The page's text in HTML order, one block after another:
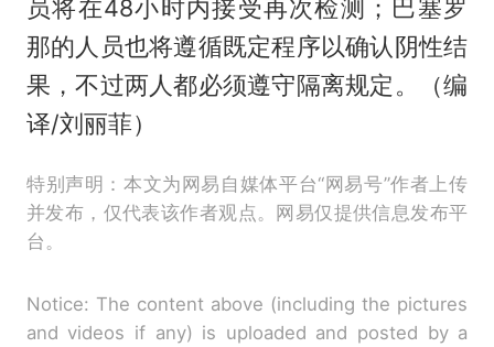
员将在48小时内接受再次检测；巴塞罗
那的人员也将遵循既定程序以确认阴性结
果，不过两人都必须遵守隔离规定。（编
译/刘丽菲）
特别声明：本文为网易自媒体平台“网易号”作者上传
并发布，仅代表该作者观点。网易仅提供信息发布平
台。
Notice: The content above (including the pictures
and videos if any) is uploaded and posted by a